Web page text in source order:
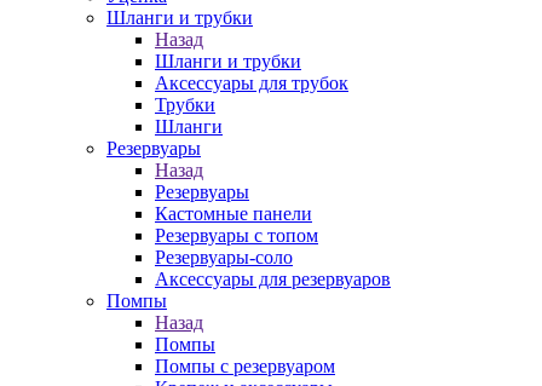
Шланги и трубки
Назад
Шланги и трубки
Аксессуары для трубок
Трубки
Шланги
Резервуары
Назад
Резервуары
Кастомные панели
Резервуары с топом
Резервуары-соло
Аксессуары для резервуаров
Помпы
Назад
Помпы
Помпы с резервуаром